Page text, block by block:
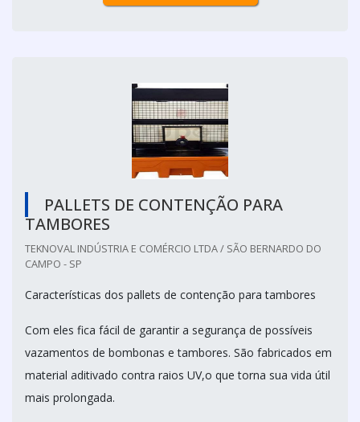
PALLETS DE CONTENÇÃO PARA
TAMBORES
TEKNOVAL INDÚSTRIA E COMÉRCIO LTDA / SÃO BERNARDO DO
CAMPO - SP
Características dos pallets de contenção para tambores
Com eles fica fácil de garantir a segurança de possíveis
vazamentos de bombonas e tambores. São fabricados em
material aditivado contra raios UV,o que torna sua vida útil
mais prolongada.